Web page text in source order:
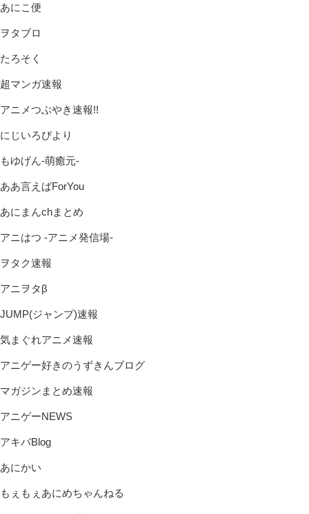
あにこ便
ヲタブロ
たろそく
超マンガ速報
アニメつぶやき速報!!
にじいろびより
もゆげん-萌癒元-
ああ言えばForYou
あにまんchまとめ
アニはつ -アニメ発信場-
ヲタク速報
アニヲタβ
JUMP(ジャンプ)速報
気まぐれアニメ速報
アニゲー好きのうずきんブログ
マガジンまとめ速報
アニゲーNEWS
アキバBlog
あにかい
もぇもぇあにめちゃんねる